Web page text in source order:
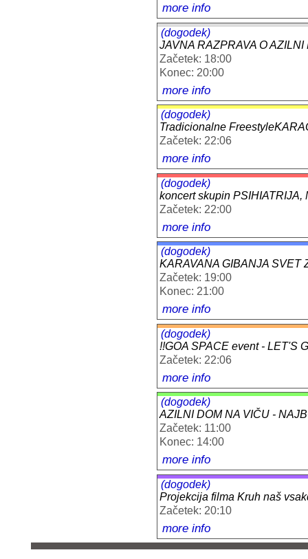
more info
(dogodek)
JAVNA RAZPRAVA O AZILNI
Začetek: 18:00
Konec: 20:00
more info
(dogodek)
Tradicionalne
Začetek: 22:06
more info
(dogodek)
koncert skupin PSIHIATRIJA,
Začetek: 22:00
more info
(dogodek)
KARAVANA GIBANJA SVET
Začetek: 19:00
Konec: 21:00
more info
(dogodek)
!!GOA SPACE event - LET'S
Začetek: 22:06
more info
(dogodek)
AZILNI DOM NA VIČU -
Začetek: 11:00
Konec: 14:00
more info
(dogodek)
Projekcija filma Kruh naš
Začetek: 20:10
more info